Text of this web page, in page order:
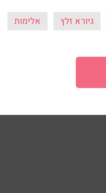
גיורא זלץ אלימות